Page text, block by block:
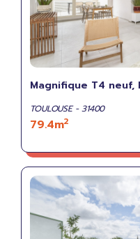
Magnifique T4 neuf,
TOULOUSE - 31400
79.4m2